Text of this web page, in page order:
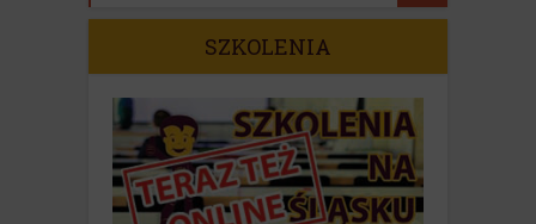
SZKOLENIA